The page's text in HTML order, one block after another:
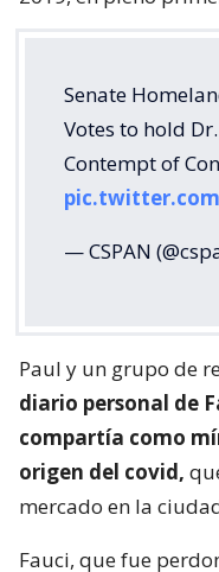
Senate
Votes to hold
Contempt of
— CSPAN
Paul y un grupo de
diario personal de
compartía como
origen del covid,
mercado en la
Fauci, que fue